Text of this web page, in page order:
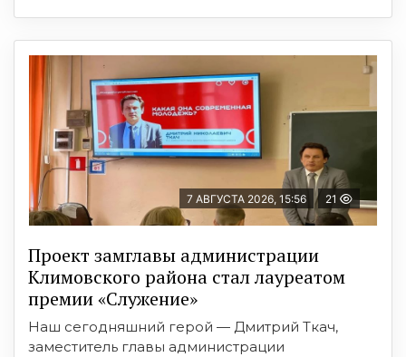
7 АВГУСТА 2026, 15:56 21
Проект замглавы администрации
Климовского района стал лауреатом
премии «Служение»
Наш сегодняшний герой — Дмитрий Ткач,
заместитель главы администрации